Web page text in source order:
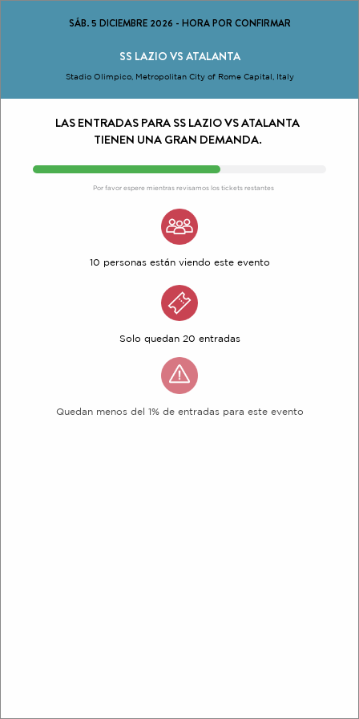
SÁB. 5 DICIEMBRE 2026 - HORA POR CONFIRMAR
SS LAZIO VS ATALANTA
Stadio Olimpico, Metropolitan City of Rome Capital, Italy
LAS ENTRADAS PARA SS LAZIO VS ATALANTA
TIENEN UNA GRAN DEMANDA.
Por favor espere mientras revisamos los tickets restantes
10 personas están viendo este evento
Solo quedan 20 entradas
Quedan menos del 1% de entradas para este evento